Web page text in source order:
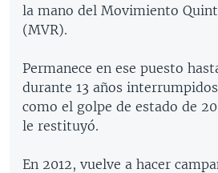
la mano del Movimiento
(MVR).
Permanece en ese puesto
durante 13 años
como el golpe de estado de
le restituyó.
En 2012, vuelve a hacer